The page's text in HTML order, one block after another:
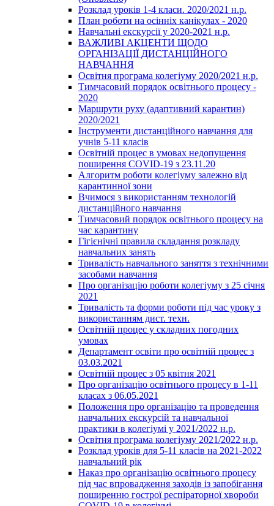
Розклад уроків 1-4 класи. 2020/2021 н.р.
План роботи на осінніх канікулах - 2020
Навчальні екскурсії у 2020-2021 н.р.
ВАЖЛИВІ АКЦЕНТИ ЩОДО
ОРГАНІЗАЦІЇ ДИСТАНЦІЙНОГО
НАВЧАННЯ
Освітня програма колегіуму 2020/2021 н.р.
Тимчасовий порядок освітнього процесу -
2020
Маршрути руху (адаптивний карантин)
2020/2021
Інструменти дистанційного навчання для
учнів 5-11 класів
Освітній процес в умовах недопущення
поширення COVID-19 з 23.11.20
Алгоритм роботи колегіуму залежно від
карантинної зони
Вчимося з використанням технологій
дистанційного навчання
Тимчасовий порядок освітнього процесу на
час карантину
Гігієнічні правила складання розкладу
навчальних занять
Тривалість навчального заняття з технічними
засобами навчання
Про організацію роботи колегіуму з 25 січня
2021
Тривалість та форми роботи під час уроку з
використанням дист. техн.
Освітній процес у складних погодних
умовах
Департамент освіти про освітній процес з
03.03.2021
Освітній процес з 05 квітня 2021
Про організацію освітнього процесу в 1-11
класах з 06.05.2021
Положення про організацію та проведення
навчальних екскурсій та навчальної
практики в колегіумі у 2021/2022 н.р.
Освітня програма колегіуму 2021/2022 н.р.
Розклад уроків для 5-11 класів на 2021-2022
навчальний рік
Наказ про організацію освітнього процесу
під час впровадження заходів із запобігання
поширенню гострої респіраторної хвороби